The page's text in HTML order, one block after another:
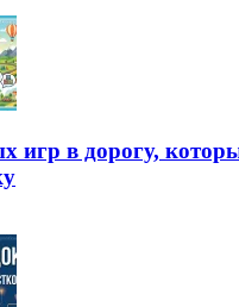
игр в дорогу,